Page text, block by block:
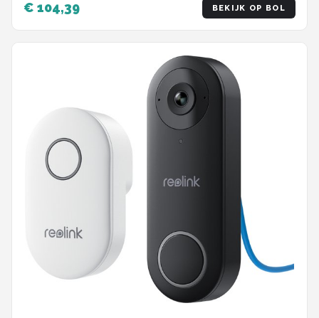
NVR's, met Bel
€ 104,39 BEKIJK OP BOL